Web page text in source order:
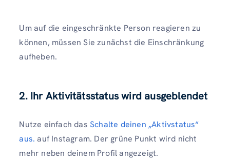
Um auf die eingeschränkte Person reagieren zu
können, müssen Sie zunächst die Einschränkung
aufheben.
2. Ihr Aktivitätsstatus wird ausgeblendet
Nutze einfach das Schalte deinen „Aktivstatus“
aus. auf Instagram. Der grüne Punkt wird nicht
mehr neben deinem Profil angezeigt.